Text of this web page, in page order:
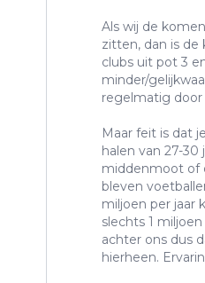
Als wij de
zitten, dan is de
clubs uit pot 3
minder/
regelmatig door
Maar feit is dat
halen van 27-30
middenmoot of
bleven
miljoen per jaar
slechts 1
achter ons dus
hierheen.